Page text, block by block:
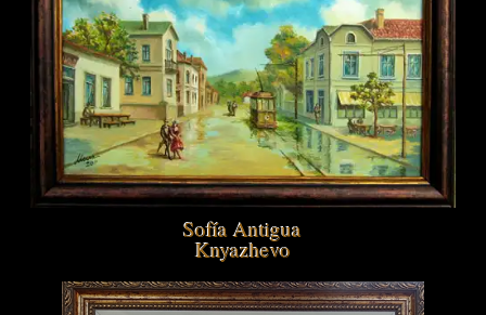
Sofía Antigua
Knyazhevo